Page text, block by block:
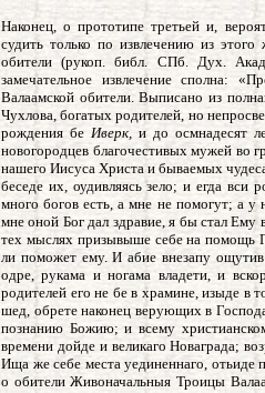
Наконец, о прототипе третьей и,
судить только по извлечению из
обители (рукоп. библ. СПб. Дух.
замечательное извлечение сполна:
Валаамской обители. Выписано из
Чухлова, богатых родителей, но
рождения бе Иверк, и до осмнадесят
новогородцев благочестивых мужей во
нашего Иисуса Христа и бываемых
беседе их, оудивляясь зело; и егда
много богов есть, а мне не помогут; а у
мне оной Бог дал здравие, я бы стал
тех мыслях призывыше себе на помощь
ли поможет ему. И абие внезапу
одре, рукама и ногама владети, и
родителей его не бе в храмине, изыде в
шед, обрете наконец верующих в
познанию Божию; и всему
времени дойде и великаго Новаграда;
Ища же себе места уединеннаго, отьиде
о обители Живоначальныя Троицы